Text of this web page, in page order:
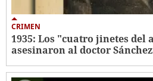
CRIMEN
1935: Los "cuatro jinetes del
asesinaron al doctor Sánchez